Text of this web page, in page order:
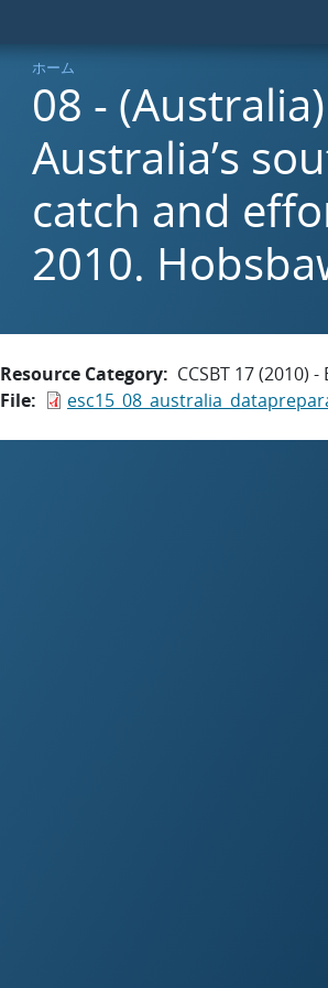
ホーム
08 -
Australia’s
catch and
2010.
Resource Category
CCSBT 17 (2010) -
File